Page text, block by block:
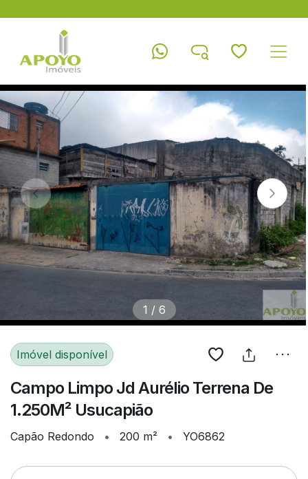
1 / 6
Imóvel disponível
Campo Limpo Jd Aurélio Terrena De
1.250M² Usucapião
Capão Redondo • 200 m² • YO6862